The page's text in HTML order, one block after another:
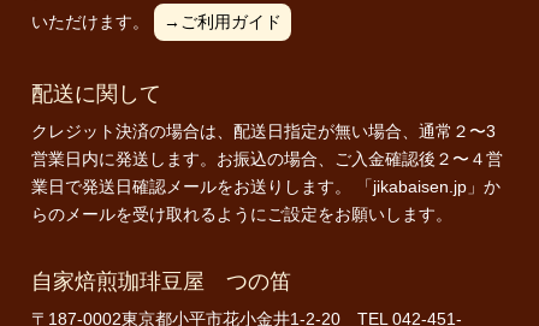
いただけます。
→ご利用ガイド
配送に関して
クレジット決済の場合は、配送日指定が無い場合、通常２〜3
営業日内に発送します。お振込の場合、ご入金確認後２〜４営
業日で発送日確認メールをお送りします。 「jikabaisen.jp」か
らのメールを受け取れるようにご設定をお願いします。
自家焙煎珈琲豆屋 つの笛
〒187-0002東京都小平市花小金井1-2-20 TEL 042-451-